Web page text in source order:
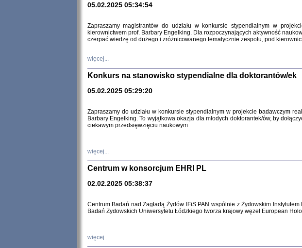
SNY
SZCZĘŚCIE
Losy kobiet
05.02.2025 05:34:54
Zapraszamy magistrantów do udziału w konkursie stypendialnym w
kierownictwem prof. Barbary Engelking. Dla rozpoczynających aktywność
czerpać wiedzę od dużego i zróżnicowanego tematycznie zespołu, pod
więcej...
Konkurs na stanowisko stypendialne dla doktorantów/ek
05.02.2025 05:29:20
Zapraszamy do udziału w konkursie stypendialnym w projekcie badawczym
Barbary Engelking. To wyjątkowa okazja dla młodych doktorantek/ów, by
ciekawym przedsięwzięciu naukowym
więcej...
Centrum w konsorcjum EHRI PL
02.02.2025 05:38:37
Centrum Badań nad Zagładą Żydów IFiS PAN wspólnie z Żydowskim
Badań Żydowskich Uniwersytetu Łódzkiego tworza krajowy węzeł European
więcej...